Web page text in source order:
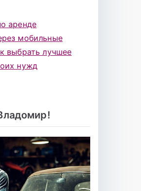
аренде
мобильные
выбрать лучшее
нужд